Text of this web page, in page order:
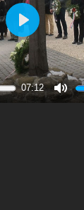
07:12
Mute
Play